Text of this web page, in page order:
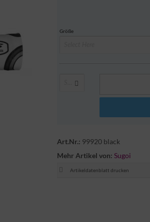
Größe
Art.Nr.: 99920 black
Mehr Artikel von: Sugoi
Artikeldatenblatt drucken